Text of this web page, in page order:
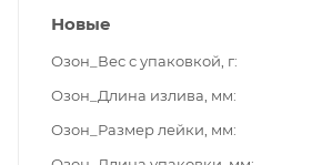
Новые
Озон_Вес с упаковкой, г
Озон_Длина излива, мм
Озон_Размер лейки, мм